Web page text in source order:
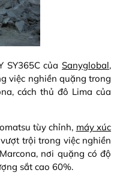
SY365C của Sanyglobal,
việc nghiền quặng trong
cách thủ đô Lima của
tùy chỉnh, máy xúc
trội trong việc nghiền
nơi quặng có độ
sắt cao 60%.